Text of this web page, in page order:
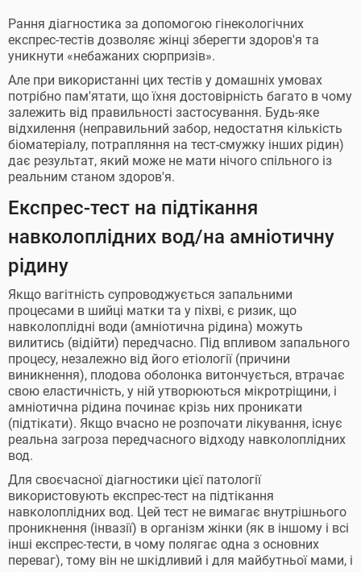
Рання діагностика за допомогою гінекологічних
експрес-тестів дозволяє жінці зберегти здоров'я та
уникнути «небажаних сюрпризів».
Але при використанні цих тестів у домашніх умовах
потрібно пам'ятати, що їхня достовірність багато в чому
залежить від правильності застосування. Будь-яке
відхилення (неправильний забор, недостатня кількість
біоматеріалу, потрапляння на тест-смужку інших рідин)
дає результат, який може не мати нічого спільного із
реальним станом здоров'я.
Експрес-тест на підтікання
навколоплідних вод/на амніотичну
рідину
Якщо вагітність супроводжується запальними
процесами в шийці матки та у піхві, є ризик, що
навколоплідні води (амніотична рідина) можуть
вилитись (відійти) передчасно. Під впливом запального
процесу, незалежно від його етіології (причини
виникнення), плодова оболонка витончується, втрачає
свою еластичність, у ній утворюються мікротріщини, і
амніотична рідина починає крізь них проникати
(підтікати). Якщо вчасно не розпочати лікування, існує
реальна загроза передчасного відходу навколоплідних
вод.
Для своєчасної діагностики цієї патології
використовують експрес-тест на підтікання
навколоплідних вод. Цей тест не вимагає внутрішнього
проникнення (інвазії) в організм жінки (як в іншому і всі
інші експрес-тести, в чому полягає одна з основних
переваг), тому він не шкідливий і для майбутньої мами, і